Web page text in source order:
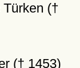
(†
(† 1453)